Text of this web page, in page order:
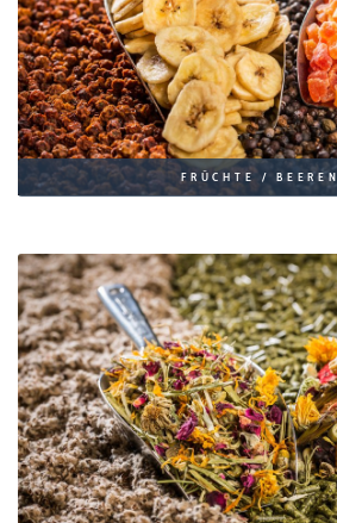
FRÜCHTE / BEEREN